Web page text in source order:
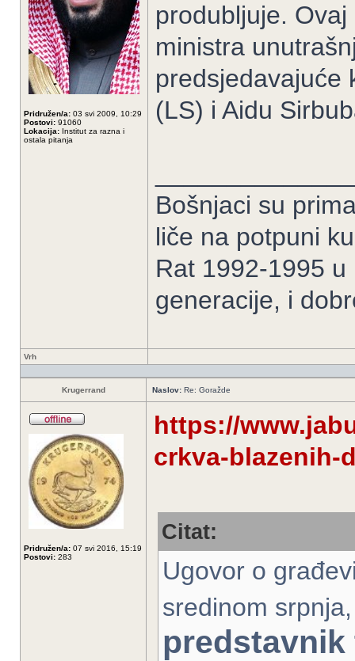
Pridružen/a: 03 svi 2009, 10:29
Postovi: 91060
Lokacija: Institut za razna i
ostala pitanja
produbljuje.
ministra
predsjedavajuće
(LS) i Aidu
Bošnjaci su
liče na potpuni
Rat 1992-1995
generacije, i
Vrh
Krugerrand Naslov: Re: Goražde
Pridružen/a: 07 svi 2016, 15:19
Postovi: 283
https://
crkva-blazenih-
Citat:
Ugovor o
sredinom
predstavnik